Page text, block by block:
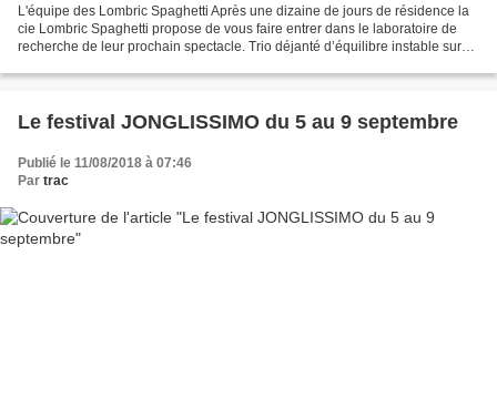
L'équipe des Lombric Spaghetti Après une dizaine de jours de résidence la
cie Lombric Spaghetti propose de vous faire entrer dans le laboratoire de
recherche de leur prochain spectacle. Trio déjanté d’équilibre instable sur
Le festival JONGLISSIMO du 5 au 9 septembre
Publié le 11/08/2018 à 07:46
Par trac